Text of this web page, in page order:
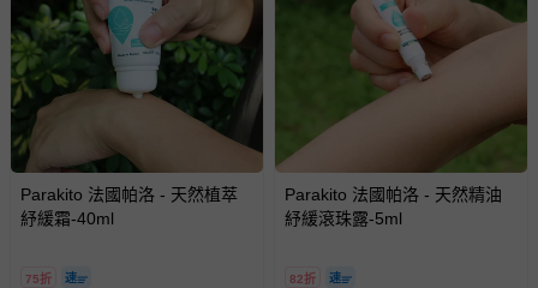
償。
Parakito 法國帕洛 - 天然植萃
紓緩霜-40ml
75折
Parakito 法國帕洛 - 天然精油
紓緩滾珠露-5ml
82折